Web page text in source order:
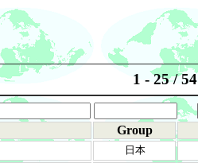
1 - 25 / 54
Group
日本